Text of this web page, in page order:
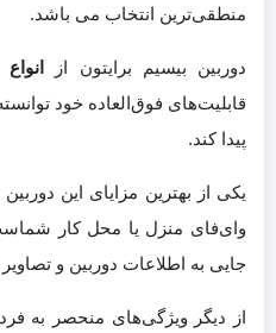
منطقی‌ترین انتخاب می باشد.
دوربین بیسیم برایتون از
قابلیت‌های فوق‌العاده خود
پیدا کند.
یکی از بهترین مزایای این
وای‌فای منزل یا محل کار
جایی به اطلاعات دوربین و
از دیگر ویژگی‌های منحصر به